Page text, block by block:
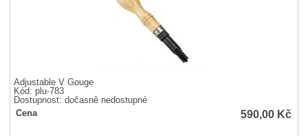
Adjustable V Gouge
Kód: plu-783
Dostupnost:dočasně nedostupné
Cena
590,00 Kč